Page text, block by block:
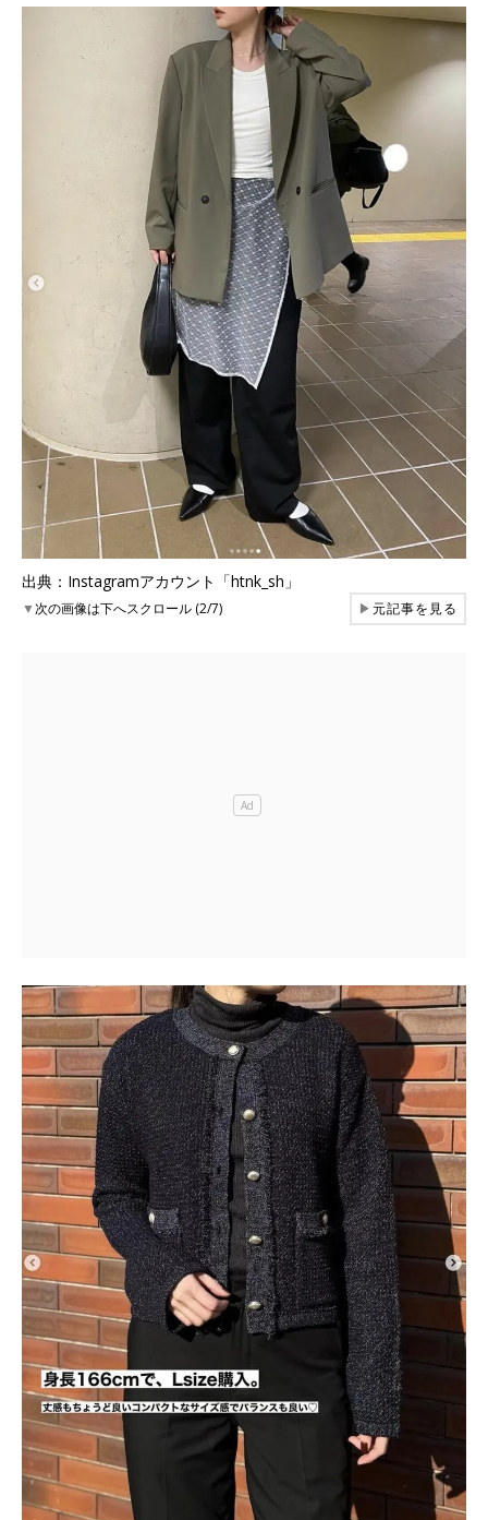
出典：Instagramアカウント「htnk_sh」
▼次の画像は下へスクロール (2/7) ▶元記事を見る